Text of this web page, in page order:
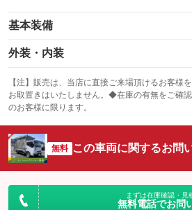
基本装備
エアバッグ：運転席
：装備あり
：装備なし
サンルーフ
：装備なし
エアコン
：装備あり W
：
リフトアップ
：装備なし パ
：
ダウンヒルアシストコントロール
パワーウィンドウ
：装備あり 盗
：
外装・内装
カーナビ
：装備なし
TV
：装備なし
オーディオ
ビジュアル
：装備なし
革シート
：装備なし ハ
：
【注】販売は、当店に直接ご来場頂けるお客様
お取置きはいたしません。◆在庫の有無をご確
のお客様に限ります。
無料 この車両に関するお問
まずは在庫確認・見
無料電話でお問